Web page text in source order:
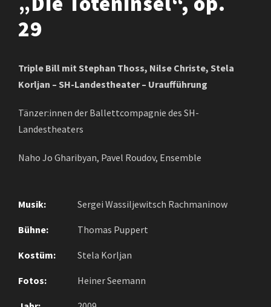
29
Triple Bill mit Stephan Thoss, Nilse Christe, Stela
Korljan – SH-Landestheater – Uraufführung
Tänzer:innen der Ballettcompagnie des SH-
Landestheaters
Naho Jo Gharibyan, Pavel Roudov, Ensemble
Musik: Sergei Wassiljewitsch Rachmaninow
Bühne: Thomas Puppert
Kostüm: Stela Korljan
Fotos: Heiner Seemann